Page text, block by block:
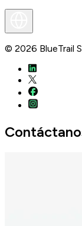
© 2026 BlueTrail